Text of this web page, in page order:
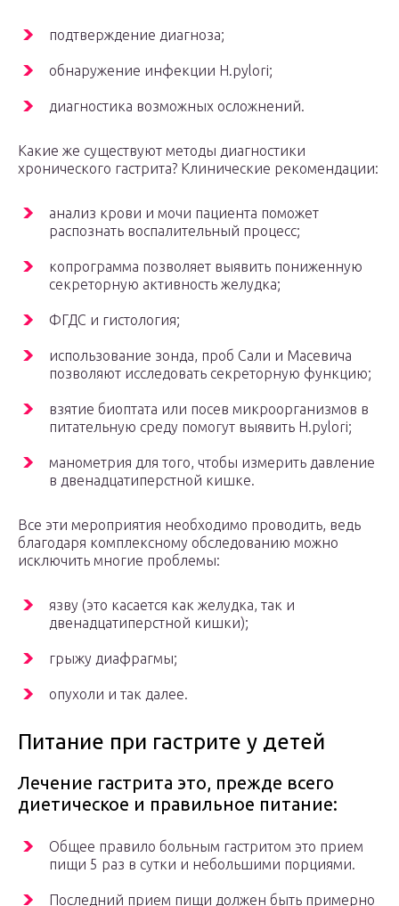
подтверждение диагноза;
обнаружение инфекции H.pylori;
диагностика возможных осложнений.
Какие же существуют методы диагностики
хронического гастрита? Клинические рекомендации:
анализ крови и мочи пациента поможет
распознать воспалительный процесс;
копрограмма позволяет выявить пониженную
секреторную активность желудка;
ФГДС и гистология;
использование зонда, проб Сали и Масевича
позволяют исследовать секреторную функцию;
взятие биоптата или посев микроорганизмов в
питательную среду помогут выявить H.pylori;
манометрия для того, чтобы измерить давление
в двенадцатиперстной кишке.
Все эти мероприятия необходимо проводить, ведь
благодаря комплексному обследованию можно
исключить многие проблемы:
язву (это касается как желудка, так и
двенадцатиперстной кишки);
грыжу диафрагмы;
опухоли и так далее.
Питание при гастрите у детей
Лечение гастрита это, прежде всего
диетическое и правильное питание:
Общее правило больным гастритом это прием
пищи 5 раз в сутки и небольшими порциями.
Последний прием пищи должен быть примерно